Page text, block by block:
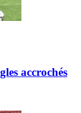
accrochés